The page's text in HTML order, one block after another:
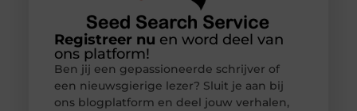
Registreer nu en word deel van
ons platform!
Ben jij een gepassioneerde schrijver of
een nieuwsgierige lezer? Sluit je aan bij
ons blogplatform en deel jouw verhalen,